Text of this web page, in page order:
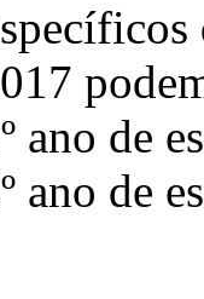
ano de
ano de